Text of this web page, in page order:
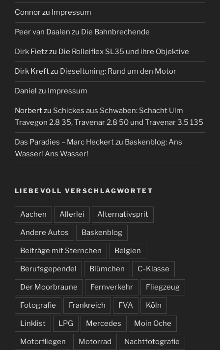
Connorzu Impressum
Peer van Daalen zu Die Bahnbrechende
Dirk Fietzzu Die Rolleiflex SL35 und ihre Objektive
Dirk Kreftzu Dieseltuning: Rund um den Motor
Daniel zu Impressum
Norbertzu Schickes aus Schwaben: Schacht Ulm
Travegon 2.8 35, Travenar 2.8 50 und Travenar 3.5 135
Das Paradies – Marc Heckertzu Baskenblog: Ans
Wasser! Ans Wasser!
LIEBEVOLL VERSCHLAGWORTET
Aachen Allerlei Alternativsprit
Andere Autos Baskenblog
Beiträge mit Sternchen Belgien
Berufsgependel Blümchen C-Klasse
Der Moorbraune Fernverkehr Fliegzeug
Fotografie Frankreich FVA Köln
Linklist LPG Mercedes Moin Oche
Motorfliegen Motorrad Nachtfotografie